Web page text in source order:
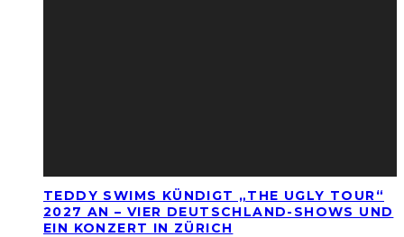
TEDDY SWIMS KÜNDIGT „THE UGLY TOUR“
2027 AN – VIER DEUTSCHLAND-SHOWS UND
EIN KONZERT IN ZÜRICH